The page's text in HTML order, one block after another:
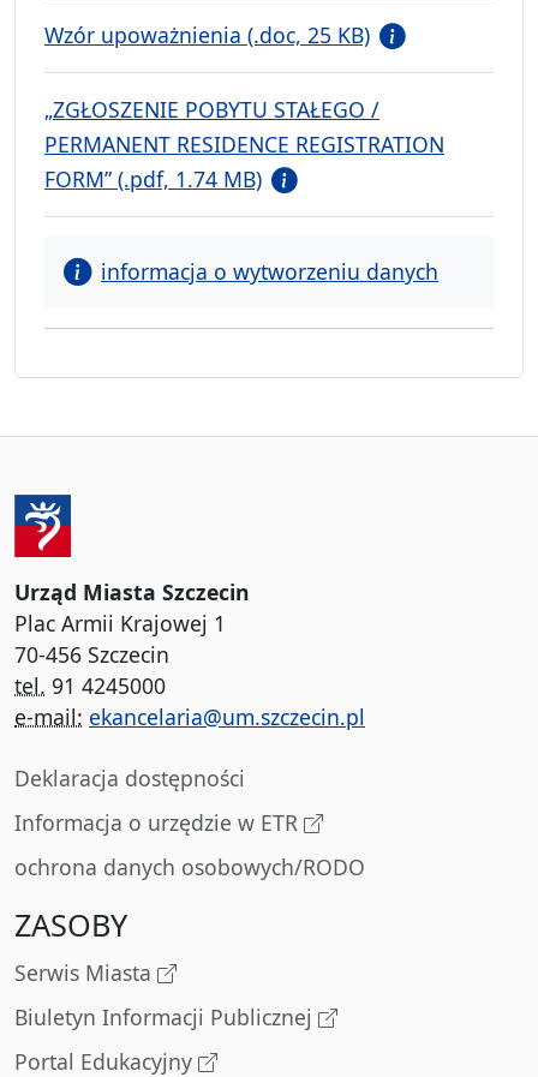
Wzór upoważnienia (.doc, 25 KB)
„ZGŁOSZENIE POBYTU STAŁEGO /
PERMANENT RESIDENCE REGISTRATION
FORM” (.pdf, 1.74 MB)
informacja o wytworzeniu danych
Urząd Miasta Szczecin
Plac Armii Krajowej 1
70-456 Szczecin
tel. 91 4245000
e-mail: ekancelaria@um.szczecin.pl
Deklaracja dostępności
Informacja o urzędzie w ETR
ochrona danych osobowych/RODO
ZASOBY
Serwis Miasta
Biuletyn Informacji Publicznej
Portal Edukacyjny